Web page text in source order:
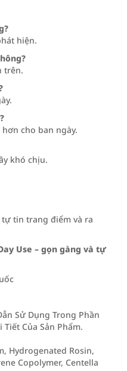
hiện.
trên.
cho ban ngày.
khó chịu.
tin trang điểm và ra
Use – gọn gàng và tự
Sử Dụng Trong Phần
Tiết Của Sản Phẩm.
Hydrogenated Rosin,
Copolymer, Centella